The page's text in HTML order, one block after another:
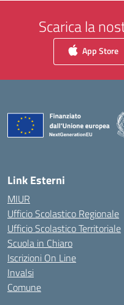
Scarica la
App Store
Link Esterni
MIUR
Ufficio Scolastico Regionale
Ufficio Scolastico Territoriale
Scuola in Chiaro
Iscrizioni On Line
Invalsi
Comune